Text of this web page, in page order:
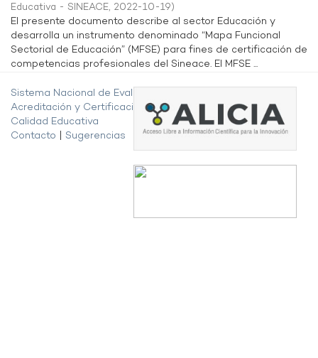
Educativa - SINEACE, 2022-10-19)
El presente documento describe al sector Educación y
desarrolla un instrumento denominado “Mapa Funcional
Sectorial de Educación” (MFSE) para fines de certificación de
competencias profesionales del Sineace. El MFSE ...
Sistema Nacional de Evaluación,
Acreditación y Certificación de la
Calidad Educativa
Contacto
Sugerencias